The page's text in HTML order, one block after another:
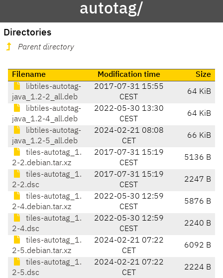
autotag/
Directories
Parent directory
Filename Modification time
Size
libtiles-autotag-
java_1.2-2_all.deb
2017-07-31 15:55
CEST
64 KiB
libtiles-autotag-
java_1.2-4_all.deb
2022-05-30 13:30
CEST
64 KiB
libtiles-autotag-
java_1.2-5_all.deb
2024-02-21 08:08
CET
66 KiB
tiles-autotag_1.
2-2.debian.tar.xz
2017-07-31 15:19
CEST
5136 B
tiles-autotag_1.
2-2.dsc
2017-07-31 15:19
CEST
2247 B
tiles-autotag_1.
2-4.debian.tar.xz
2022-05-30 12:59
CEST
5876 B
tiles-autotag_1.
2-4.dsc
2022-05-30 12:59
CEST
2240 B
tiles-autotag_1.
2-5.debian.tar.xz
2024-02-21 07:22
CET
6092 B
tiles-autotag_1.
2-5.dsc
2024-02-21 07:22
CET
2224 B